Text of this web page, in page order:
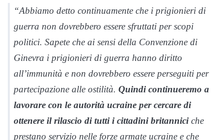
“Abbiamo detto continuamente che i prigionieri di
guerra non dovrebbero essere sfruttati per scopi
politici. Sapete che ai sensi della Convenzione di
Ginevra i prigionieri di guerra hanno diritto
all’immunità e non dovrebbero essere perseguiti per
partecipazione alle ostilità. Quindi continueremo a
lavorare con le autorità ucraine per cercare di
ottenere il rilascio di tutti i cittadini britanniciche
prestano servizio nelle forze armate ucraine e che